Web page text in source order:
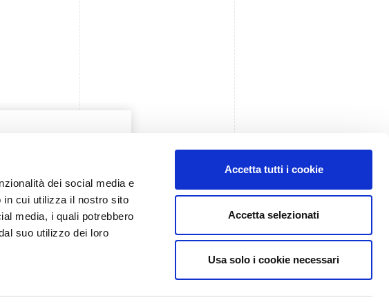
dei social media e
in cui utilizza il nostro sito
media, i quali potrebbero
suo utilizzo dei loro
Accetta tutti i cookie
Accetta selezionati
Usa solo i cookie necessari